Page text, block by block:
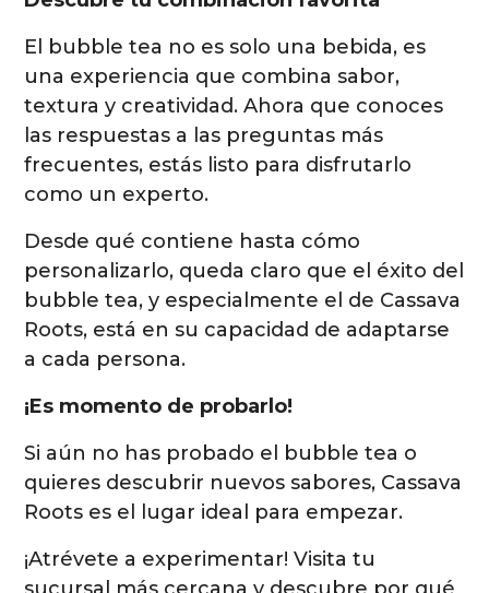
El bubble tea no es solo una bebida, es
una experiencia que combina sabor,
textura y creatividad. Ahora que conoces
las respuestas a las preguntas más
frecuentes, estás listo para disfrutarlo
como un experto.
Desde qué contiene hasta cómo
personalizarlo, queda claro que el éxito del
bubble tea, y especialmente el de Cassava
Roots, está en su capacidad de adaptarse
a cada persona.
¡Es momento de probarlo!
Si aún no has probado el bubble tea o
quieres descubrir nuevos sabores, Cassava
Roots es el lugar ideal para empezar.
¡Atrévete a experimentar! Visita tu